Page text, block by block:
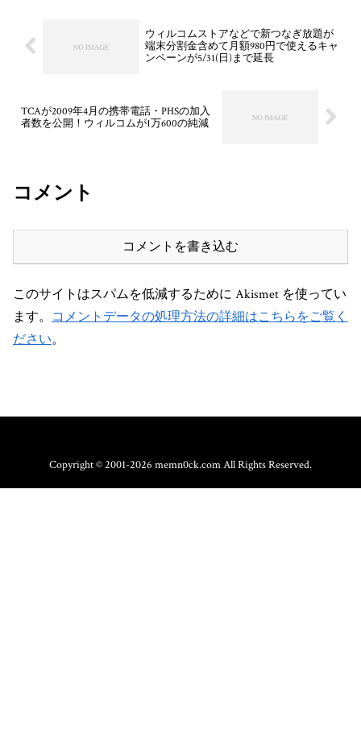
ウィルコムストアなどで新つなぎ放題が
端末分割金含めて月額980円で使えるキャ
ンペーンが5/31(日)まで延長
TCAが2009年4月の携帯電話・PHSの加入
者数を公開！ウィルコムが1万600の純減
コメント
コメントを書き込む
このサイトはスパムを低減するために Akismet を使ってい
ます。 コメントデータの処理方法の詳細はこちらをご覧く
ださい。
Copyright © 2001-2026 memn0ck.com All Rights Reserved.